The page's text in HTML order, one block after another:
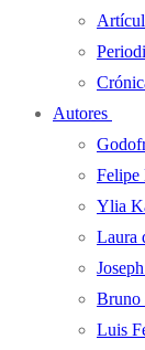
Autores
Felipe
Ylia
Laura
Bruno
Luis